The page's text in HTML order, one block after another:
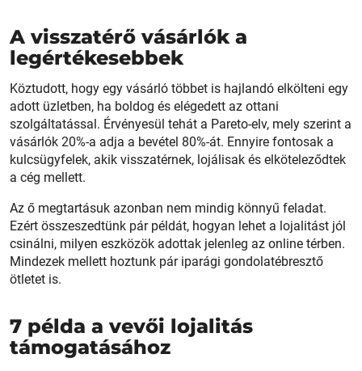
A visszatérő vásárlók a
legértékesebbek
Köztudott, hogy egy vásárló többet is hajlandó elkölteni egy
adott üzletben, ha boldog és elégedett az ottani
szolgáltatással. Érvényesül tehát a Pareto-elv, mely szerint a
vásárlók 20%-a adja a bevétel 80%-át. Ennyire fontosak a
kulcsügyfelek, akik visszatérnek, lojálisak és elköteleződtek
a cég mellett.
Az ő megtartásuk azonban nem mindig könnyű feladat.
Ezért összeszedtünk pár példát, hogyan lehet a lojalitást jól
csinálni, milyen eszközök adottak jelenleg az online térben.
Mindezek mellett hoztunk pár iparági gondolatébresztő
ötletet is.
7 példa a vevői lojalitás
támogatásához